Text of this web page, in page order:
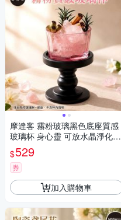
摩達客 霧粉玻璃黑色底座質感
玻璃杯 身心靈 可放水晶淨化能
量 多用途首飾品薰香蠟燭精緻
收納容器 風格擺件
$529
券
加入購物車